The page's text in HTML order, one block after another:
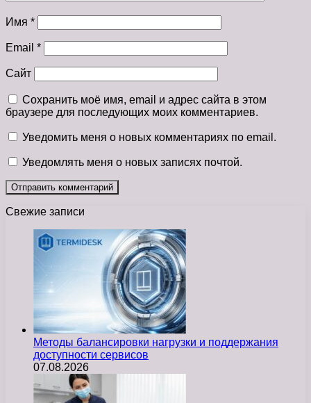
Имя *
Email *
Сайт
Сохранить моё имя, email и адрес сайта в этом
браузере для последующих моих комментариев.
Уведомить меня о новых комментариях по email.
Уведомлять меня о новых записях почтой.
Свежие записи
Методы балансировки нагрузки и поддержания
доступности сервисов
07.08.2026